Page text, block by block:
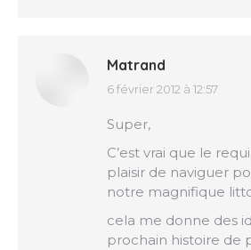
Matrand
dit
6 février 2012 à 12:57
Super,
C’est vrai que le
plaisir de naviguer
notre magnifique
cela me donne des
prochain histoire de